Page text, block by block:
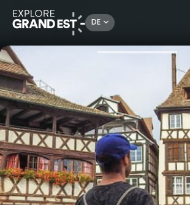
DE
Sehenswertes in der Region Grand Est